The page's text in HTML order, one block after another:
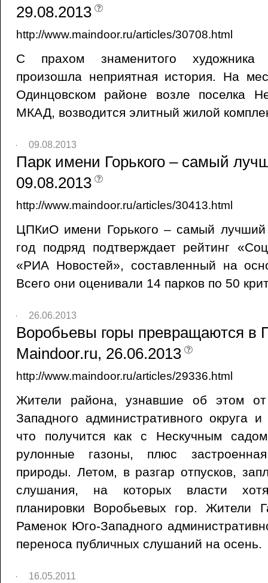
29.08.2013
http://www.maindoor.ru/articles/30708.html
С прахом знаменитого художника
произошла неприятная история. На
Одинцовском районе возле поселка
МКАД, возводится элитный жилой
09.08.2013
Парк имени Горького – самый
09.08.2013
http://www.maindoor.ru/articles/30413.html
ЦПКиО имени Горького – самый
год подряд подтверждает рейтинг
«РИА Новостей», составленный на
Всего они оценивали 14 парков по 50
26.06.2013
Воробьевы горы превращаются в
Maindoor.ru, 26.06.2013
http://www.maindoor.ru/articles/29336.html
Жители района, узнавшие об этом
Западного административного округа
что получится как с Нескучным
рулонные газоны, плюс
природы. Летом, в разгар отпусков,
слушания, на которых власти
планировки Воробьевых гор. Жители
Раменок Юго-Западного
переноса публичных слушаний на осень.
16.05.2011